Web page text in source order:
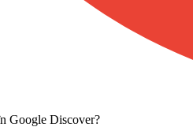
Google Discover?